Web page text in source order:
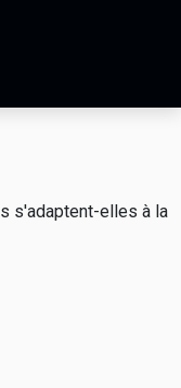
s'adaptent-elles à la